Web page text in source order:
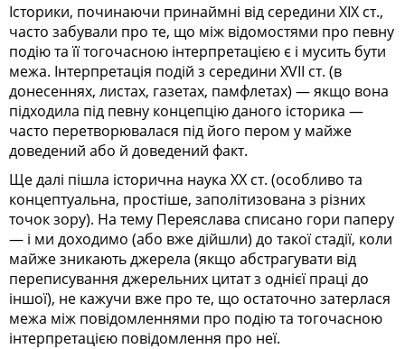
Історики, починаючи принаймні від середини XIX ст.,
часто забували про те, що між відомостями про певну
подію та її тогочасною інтерпретацією є і мусить бути
межа. Інтерпретація подій з середини ХVII ст. (в
донесеннях, листах, газетах, памфлетах) — якщо вона
підходила під певну концепцію даного історика —
часто перетворювалася під його пером у майже
доведений або й доведений факт.
Ще далі пішла історична наука XX ст. (особливо та
концептуальна, простіше, заполітизована з різних
точок зору). На тему Переяслава списано гори паперу
— і ми доходимо (або вже дійшли) до такої стадії, коли
майже зникають джерела (якщо абстрагувати від
переписування джерельних цитат з однієї праці до
іншої), не кажучи вже про те, що остаточно затерлася
межа між повідомленнями про подію та тогочасною
інтерпретацією повідомлення про неї.